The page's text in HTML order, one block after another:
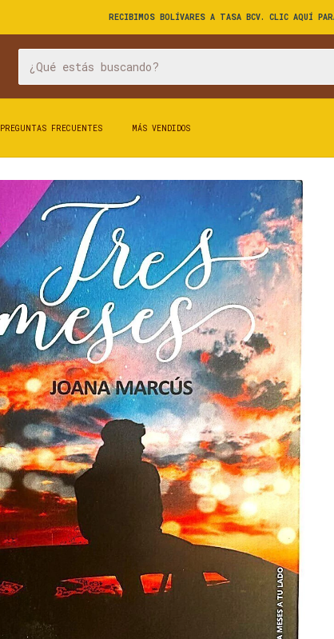
RECIBIMOS BOLÍVARES A TASA BCV. CLIC AQUÍ
PREGUNTAS FRECUENTES MÁS VENDIDOS